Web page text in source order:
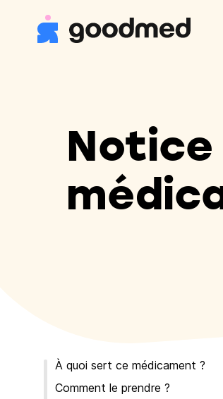
Notice
À quoi sert ce médicament ?
Comment le prendre ?